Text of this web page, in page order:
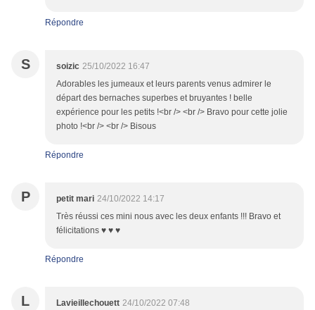
Répondre
S soizic 25/10/2022 16:47
Adorables les jumeaux et leurs parents venus admirer le
départ des bernaches superbes et bruyantes ! belle
expérience pour les petits !<br /> <br /> Bravo pour cette jolie
photo !<br /> <br /> Bisous
Répondre
P petit mari 24/10/2022 14:17
Très réussi ces mini nous avec les deux enfants !!! Bravo et
félicitations ♥ ♥ ♥
Répondre
L Lavieillechouett 24/10/2022 07:48